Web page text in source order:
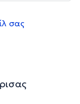
σας